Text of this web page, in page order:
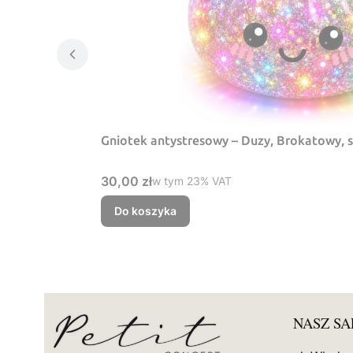
Gniotek antystresowy – Duzy, Brokatowy,
Cena brutto
30,00 złw tym %s VAT
w tym 23% VAT
Do koszyka
NASZ